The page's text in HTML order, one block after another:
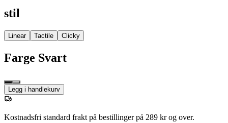
stil
Linear Tactile Clicky
Farge Svart
Legg i handlekurv
Kostnadsfri standard frakt på bestillinger på 289 kr og over.